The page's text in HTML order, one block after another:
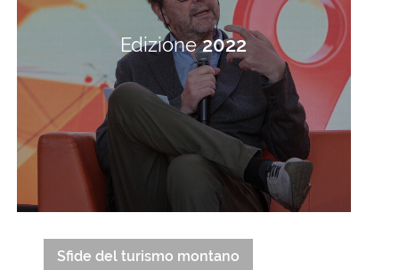
Edizione2022
Sfide del turismo montano